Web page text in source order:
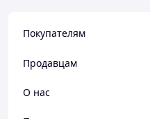
Покупателям
Продавцам
О нас